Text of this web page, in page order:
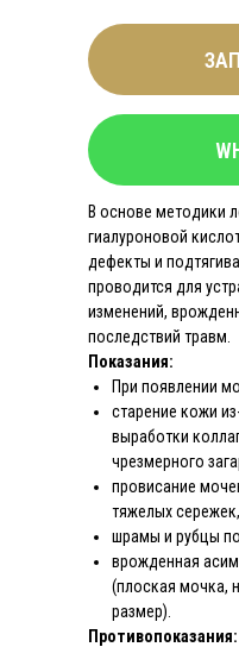
В основе методики
гиалуроновой
дефекты и
проводится для
изменений,
последствий травм.
Показания:
При появлении
старение кожи
выработки
чрезмерного
провисание
тяжелых
шрамы и рубцы
врожденная
(плоская мочка,
размер).
Противопоказания: